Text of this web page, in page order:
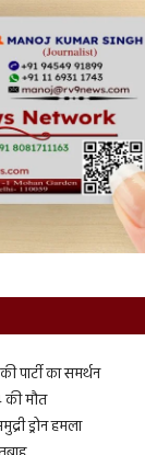
पार्टी का समर्थन
की मौत
ड्रोन हमला